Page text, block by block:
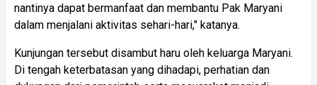
nantinya dapat bermanfaat dan membantu Pak Maryani
dalam menjalani aktivitas sehari-hari," katanya.
Kunjungan tersebut disambut haru oleh keluarga Maryani.
Di tengah keterbatasan yang dihadapi, perhatian dan